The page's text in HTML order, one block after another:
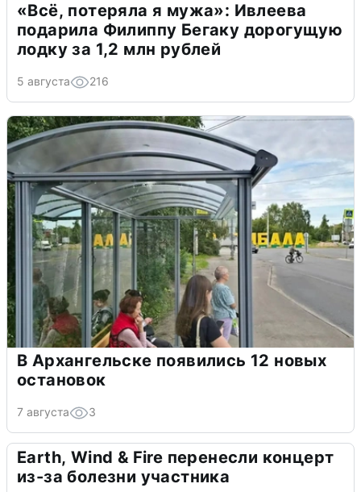
«Всё, потеряла я мужа»: Ивлеева
подарила Филиппу Бегаку дорогущую
лодку за 1,2 млн рублей
5 августа 216
В Архангельске появились 12 новых
остановок
7 августа 3
Earth, Wind & Fire перенесли концерт
из-за болезни участника